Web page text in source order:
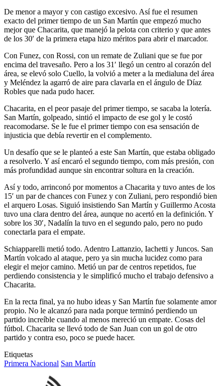
De menor a mayor y con castigo excesivo. Así fue el resumen
exacto del primer tiempo de un San Martín que empezó mucho
mejor que Chacarita, que manejó la pelota con criterio y que antes
de los 30′ de la primera etapa hizo méritos para abrir el marcador.
Con Funez, con Rossi, con un remate de Zuliani que se fue por
encima del travesaño. Pero a los 31′ llegó un centro al corazón del
área, se elevó solo Cuello, la volvió a meter a la medialuna del área
y Meléndez la agarró de aire para clavarla en el ángulo de Díaz
Robles que nada pudo hacer.
Chacarita, en el peor pasaje del primer tiempo, se sacaba la lotería.
San Martín, golpeado, sintió el impacto de ese gol y le costó
reacomodarse. Se le fue el primer tiempo con esa sensación de
injusticia que debía revertir en el complemento.
Un desafío que se le planteó a este San Martín, que estaba obligado
a resolverlo. Y así encaró el segundo tiempo, com más presión, con
más profundidad aunque sin encontrar soltura en la creación.
Así y todo, arrinconó por momentos a Chacarita y tuvo antes de los
15′ un par de chances con Funez y con Zuliani, pero respondió bien
el arquero Losas. Siguió insistiendo San Martín y Guillermo Acosta
tuvo una clara dentro del área, aunque no acertó en la definición. Y
sobre los 30′, Nadalín la tuvo en el segundo palo, pero no pudo
conectarla para el empate.
Schiapparelli metió todo. Adentro Lattanzio, Iachetti y Juncos. San
Martín volcado al ataque, pero ya sin mucha lucidez como para
elegir el mejor camino. Metió un par de centros repetidos, fue
perdiendo consistencia y le simplificó mucho el trabajo defensivo a
Chacarita.
En la recta final, ya no hubo ideas y San Martín fue solamente amor
propio. No le alcanzó para nada porque terminó perdiendo un
partido increíble cuando al menos mereció un empate. Cosas del
fútbol. Chacarita se llevó todo de San Juan con un gol de otro
partido y contra eso, poco se puede hacer.
Etiquetas
Primera Nacional San Martín